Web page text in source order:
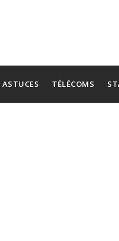
TÉLÉCOMS